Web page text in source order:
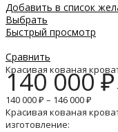
Добавить в список
Выбрать
Быстрый просмотр
Сравнить
Красивая кованая
140 000₽
140 000 ₽ – 146 000 ₽
Красивая кованая
изготовление: